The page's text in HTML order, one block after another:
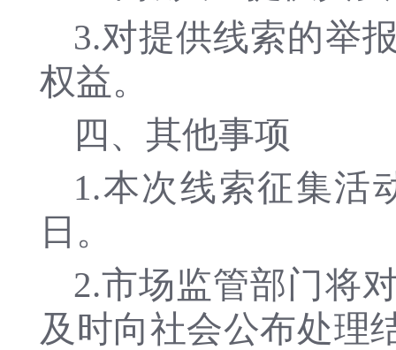
3.对提供线索的举
权益。
四、其他事项
1.本次线索征集活
日。
2.市场监管部门将
及时向社会公布处理